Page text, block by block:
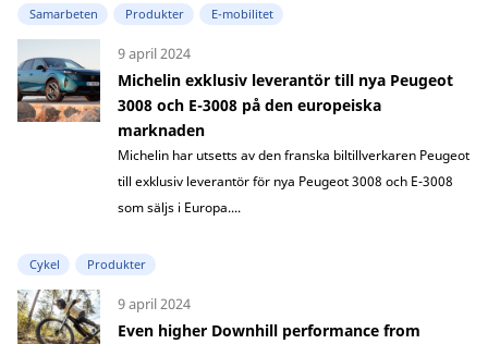
Samarbeten Produkter E-mobilitet
9 april 2024
Michelin exklusiv leverantör till nya Peugeot
3008 och E-3008 på den europeiska
marknaden
Michelin har utsetts av den franska biltillverkaren Peugeot
till exklusiv leverantör för nya Peugeot 3008 och E-3008
som säljs i Europa....
Cykel Produkter
9 april 2024
Even higher Downhill performance from